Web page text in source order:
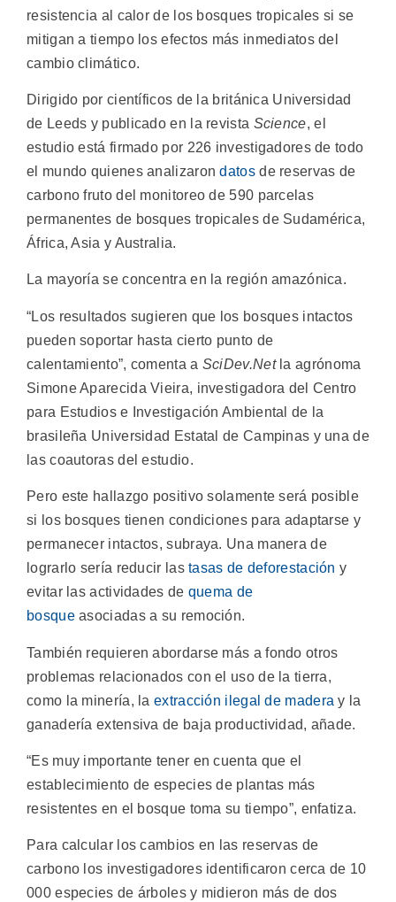
resistencia al calor de los bosques tropicales si se
mitigan a tiempo los efectos más inmediatos del
cambio climático.
Dirigido por científicos de la británica Universidad
de Leeds y publicado en la revista Science, el
estudio está firmado por 226 investigadores de todo
el mundo quienes analizarondatosde reservas de
carbono fruto del monitoreo de 590 parcelas
permanentes de bosques tropicales de Sudamérica,
África, Asia y Australia.
La mayoría se concentra en la región amazónica.
“Los resultados sugieren que los bosques intactos
pueden soportar hasta cierto punto de
calentamiento”, comenta a SciDev.Netla agrónoma
Simone Aparecida Vieira, investigadora del Centro
para Estudios e Investigación Ambiental de la
brasileña Universidad Estatal de Campinas y una de
las coautoras del estudio.
Pero este hallazgo positivo solamente será posible
si los bosques tienen condiciones para adaptarse y
permanecer intactos, subraya. Una manera de
lograrlo sería reducir lastasas de deforestación y
evitar las actividades de quema de
bosqueasociadas a su remoción.
También requieren abordarse más a fondo otros
problemas relacionados con el uso de la tierra,
como la minería, laextracción ilegal de madera y la
ganadería extensiva de baja productividad, añade.
“Es muy importante tener en cuenta que el
establecimiento de especies de plantas más
resistentes en el bosque toma su tiempo”, enfatiza.
Para calcular los cambios en las reservas de
carbono los investigadores identificaron cerca de 10
000 especies de árboles y midieron más de dos